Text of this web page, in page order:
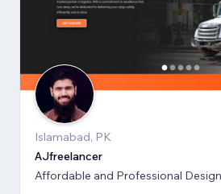
Islamabad, PK
AJfreelancer
Affordable and Professional